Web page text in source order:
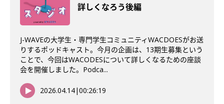
詳しくなろう後編
J-WAVEの大学生・専門学生コミュニティWACDOESがお送
りするポッドキャスト。今月の企画は、13期生募集という
ことで、今回はWACODESについて詳しくなるための座談
会を開催しました。Podca...
2026.04.14|00:26:19